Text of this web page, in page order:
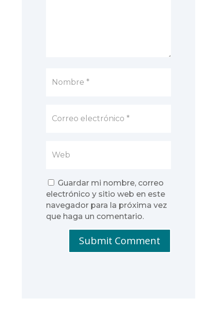
Guardar mi nombre, correo
electrónico y sitio web en este
navegador para la próxima vez
que haga un comentario.
Submit Comment